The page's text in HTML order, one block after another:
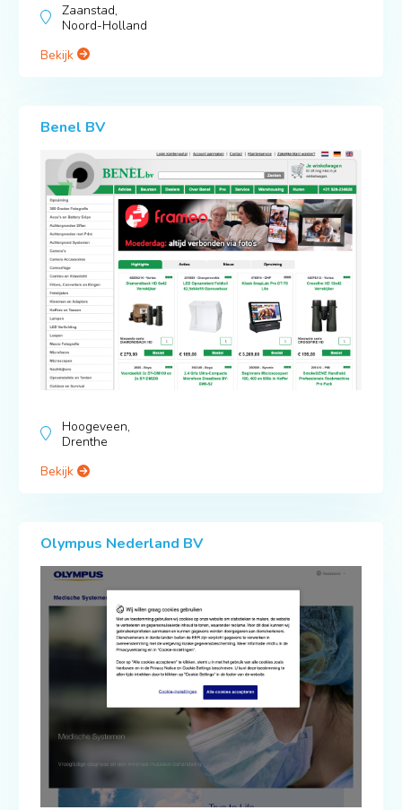
Zaanstad,
Noord-Holland
Bekijk
Benel BV
Hoogeveen,
Drenthe
Bekijk
Olympus Nederland BV